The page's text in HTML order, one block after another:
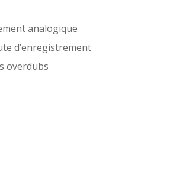
analogique
d’enregistrement
overdubs